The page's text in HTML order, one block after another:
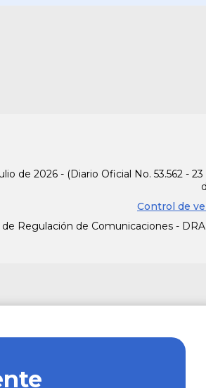
y las lenguas de
territorios. Así mismo,
con el
Desarrollo tendrá en
recursos públicos
de 2026 - (Diario Oficial No. 53.562 - 23
Control de
de Regulación de Comunicaciones -